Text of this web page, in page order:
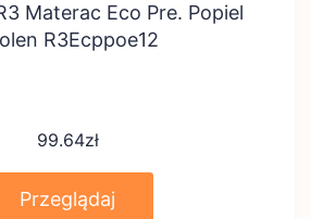
Materac Eco Pre. Popiel
R3Ecppoe12
99.64zł
Przeglądaj